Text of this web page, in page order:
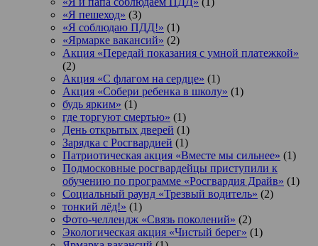
«Я пешеход» (3)
«Я соблюдаю ПДД!» (1)
«Ярмарке вакансий» (2)
Акция «Передай показания с умной платежкой»
(2)
Акция «С флагом на сердце» (1)
Акция «Собери ребенка в школу» (1)
будь ярким» (1)
где торгуют смертью» (1)
День открытых дверей (1)
Зарядка с Росгвардией (1)
Патриотическая акция «Вместе мы сильнее» (1)
Подмосковные росгвардейцы приступили к
обучению по программе «Росгвардия Драйв» (1)
Социальный раунд «Трезвый водитель» (2)
тонкий лёд!» (1)
Фото-челлендж «Связь поколений» (2)
Экологическая акция «Чистый берег» (1)